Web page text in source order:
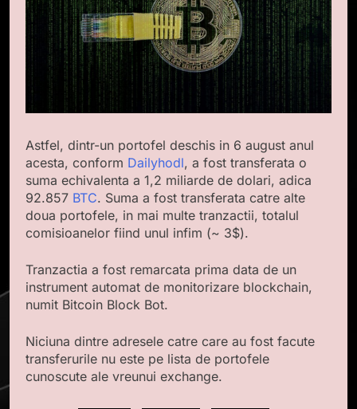
Astfel, dintr-un portofel deschis in 6 august anul
acesta, conform Dailyhodl, a fost transferata o
suma echivalenta a 1,2 miliarde de dolari, adica
92.857 BTC. Suma a fost transferata catre alte
doua portofele, in mai multe tranzactii, totalul
comisioanelor fiind unul infim (~ 3$).
Tranzactia a fost remarcata prima data de un
instrument automat de monitorizare blockchain,
numit Bitcoin Block Bot.
Niciuna dintre adresele catre care au fost facute
transferurile nu este pe lista de portofele
cunoscute ale vreunui exchange.